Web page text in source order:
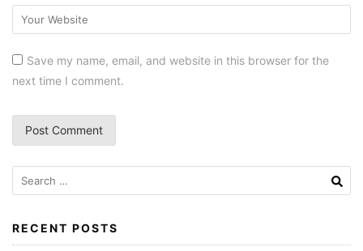
Save my name, email, and website in this browser for the
next time I comment.
Search
for:
RECENT POSTS